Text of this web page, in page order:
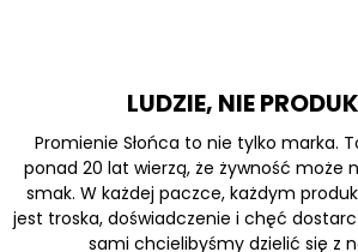
LUDZIE, NIE
Promienie Słońca to nie tylko marka.
ponad 20 lat wierzą, że żywność może
smak. W każdej paczce, każdym
jest troska, doświadczenie i chęć
sami chcielibyśmy dzielić się z